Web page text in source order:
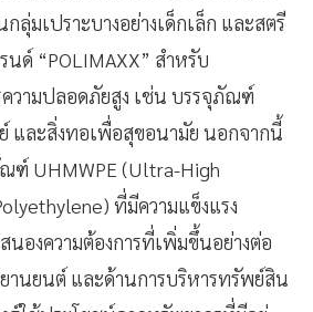
กลุ่มเปราะบางอย่างเด็กเล็ก และสตรี
ด์ “POLIMAXX” สำหรับ
วามปลอดภัยสูง เช่น บรรจุภัณฑ์
และสิ่งทอเพื่อสุขอนามัย นอกจากนี้
UHMWPE (Ultra-High
ที่มีความแข็งแรง
องความต้องการที่เพิ่มขึ้นอย่างต่อ
านยนต์ และด้านการบริหารทรัพย์สิน